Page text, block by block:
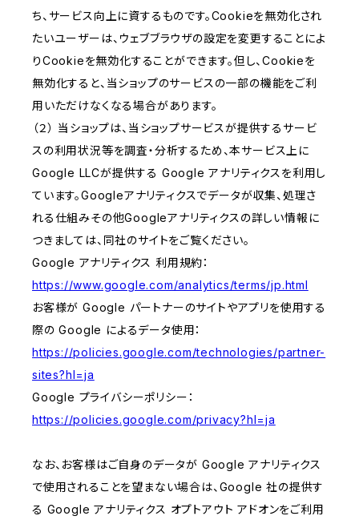
ち、サービス向上に資するものです。Cookieを無効化され
たいユーザーは、ウェブブラウザの設定を変更することによ
りCookieを無効化することができます。但し、Cookieを
無効化すると、当ショップのサービスの一部の機能をご利
用いただけなくなる場合があります。
（２） 当ショップは、当ショップサービスが提供するサービ
スの利用状況等を調査・分析するため、本サービス上に
Google LLCが提供する Google アナリティクスを利用し
ています。Googleアナリティクスでデータが収集、処理さ
れる仕組みその他Googleアナリティクスの詳しい情報に
つきましては、同社のサイトをご覧ください。
Google アナリティクス 利用規約：
https://www.google.com/analytics/terms/jp.html
お客様が Google パートナーのサイトやアプリを使用する
際の Google によるデータ使用：
https://policies.google.com/technologies/partner-
sites?hl=ja
Google プライバシーポリシー：
https://policies.google.com/privacy?hl=ja
なお、お客様はご自身のデータが Google アナリティクス
で使用されることを望まない場合は、Google 社の提供す
る Google アナリティクス オプトアウト アドオンをご利用